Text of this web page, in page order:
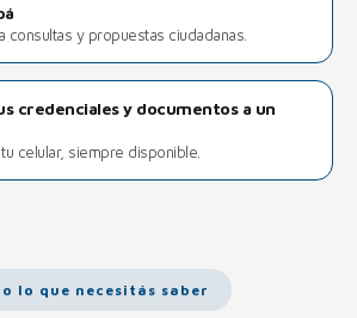
consultas y propuestas ciudadanas.
credenciales y documentos a un
celular, siempre disponible.
lo que necesitás saber